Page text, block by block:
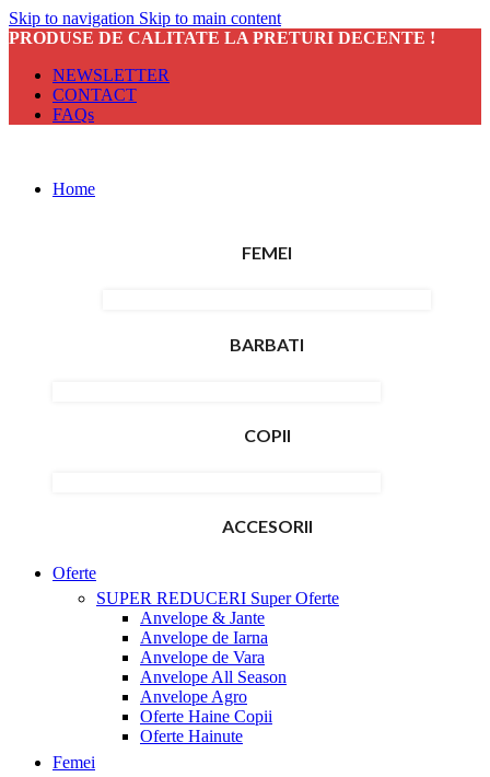
Skip to navigation Skip to main content
PRODUSE DE CALITATE LA PRETURI DECENTE !
NEWSLETTER
CONTACT
FAQs
Home
FEMEI
BARBATI
COPII
ACCESORII
Oferte
SUPER REDUCERI Super Oferte
Anvelope & Jante
Anvelope de Iarna
Anvelope de Vara
Anvelope All Season
Anvelope Agro
Oferte Haine Copii
Oferte Hainute
Femei